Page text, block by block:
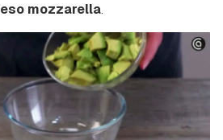
mozzarella.